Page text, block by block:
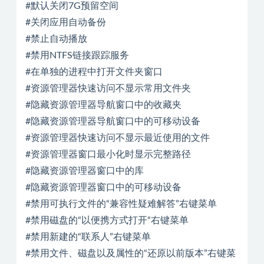
#默认关闭7G预留空间
#关闭应用自动备份
#禁止自动播放
#禁用NTFS链接跟踪服务
#在单独的进程中打开文件夹窗口
#资源管理器快速访问不显示常用文件夹
#隐藏资源管理器导航窗口中的收藏夹
#隐藏资源管理器导航窗口中的可移动设备
#资源管理器快速访问不显示最近使用的文件
#资源管理器窗口最小化时显示完整路径
#隐藏资源管理器窗口中的库
#隐藏资源管理器窗口中的可移动设备
#禁用可执行文件的“兼容性疑难解答”右键菜单
#禁用磁盘的“以便携方式打开“右键菜单
#禁用新建的“联系人”右键菜单
#禁用文件、磁盘以及属性的“还原以前版本”右键菜